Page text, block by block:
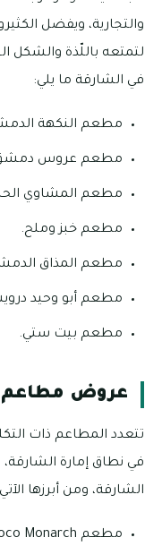
والتجارية، ويفضل
لتمتعه باللّذة والشكل
في الشارقة ما يلي:
مطعم النكهة
مطعم عروس
مطعم المشاوي
مطعم خبز وملح.
مطعم المذاق
مطعم أبو وحيد
مطعم بيت ستي.
عروض مطاعم
تتعدد المطاعم ذات
في نطاق إمارة
الشارقة، ومن أبرزها
مطعم The Choco Monarch‬.